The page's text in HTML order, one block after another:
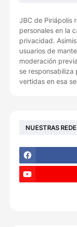
JBC de Piriápolis
personales en la
privacidad.
usuarios de
moderación
se responsabiliza
vertidas en esa
NUESTRAS